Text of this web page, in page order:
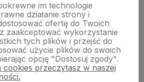
im technologie
działanie strony i
ofertę do Twoich
zaakceptować wykorzystanie
tych plików i przejść do
użycie plików do swoich
opcję "Dostosuj zgody".
cookies przeczytasz w naszej